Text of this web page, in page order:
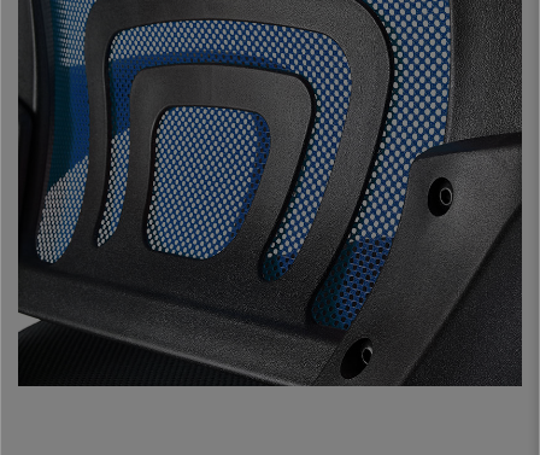
Ces accoudoirs designsont très séduisants. Lepiétement fabriqué en
polyamide
est très robuste, conçu pour durer de nombreuses années. De
plus, ce modèle est
disponible en six couleurs différentes, vous
pourrez ainsi choisir celle qui s’adapte le mieux avec votre décoration.
Vous ne trouverez pas de Modèles similaires dans les magasins à moins
de 139€. Il s’agit d’unechaise de bonne qualité, stable et durable,
parfaite pour être utilisée quotidiennement. Ne manquez pas cette
opportunité et faites l’acquisition de cette magnifique chaise avec le
meilleur rapport qualité-prix.
•Hauteur de l’assise ajustable avec système Toplift
• Dossier ergonomique avec support lombaire flexible
Mécanisme Basculant ajustable en fonction du poids